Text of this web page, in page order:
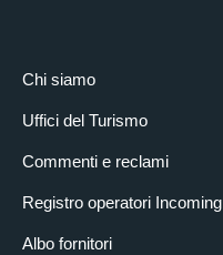
Chi siamo
Uffici del Turismo
Commenti e reclami
Registro operatori Incoming
Albo fornitori